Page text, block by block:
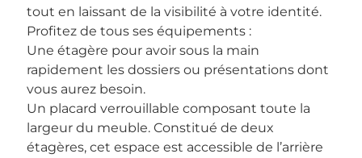
tout en laissant de la visibilité à votre identité.
Profitez de tous ses équipements :
Une étagère pour avoir sous la main
rapidement les dossiers ou présentations dont
vous aurez besoin.
Un placard verrouillable composant toute la
largeur du meuble. Constitué de deux
étagères, cet espace est accessible de l’arrière